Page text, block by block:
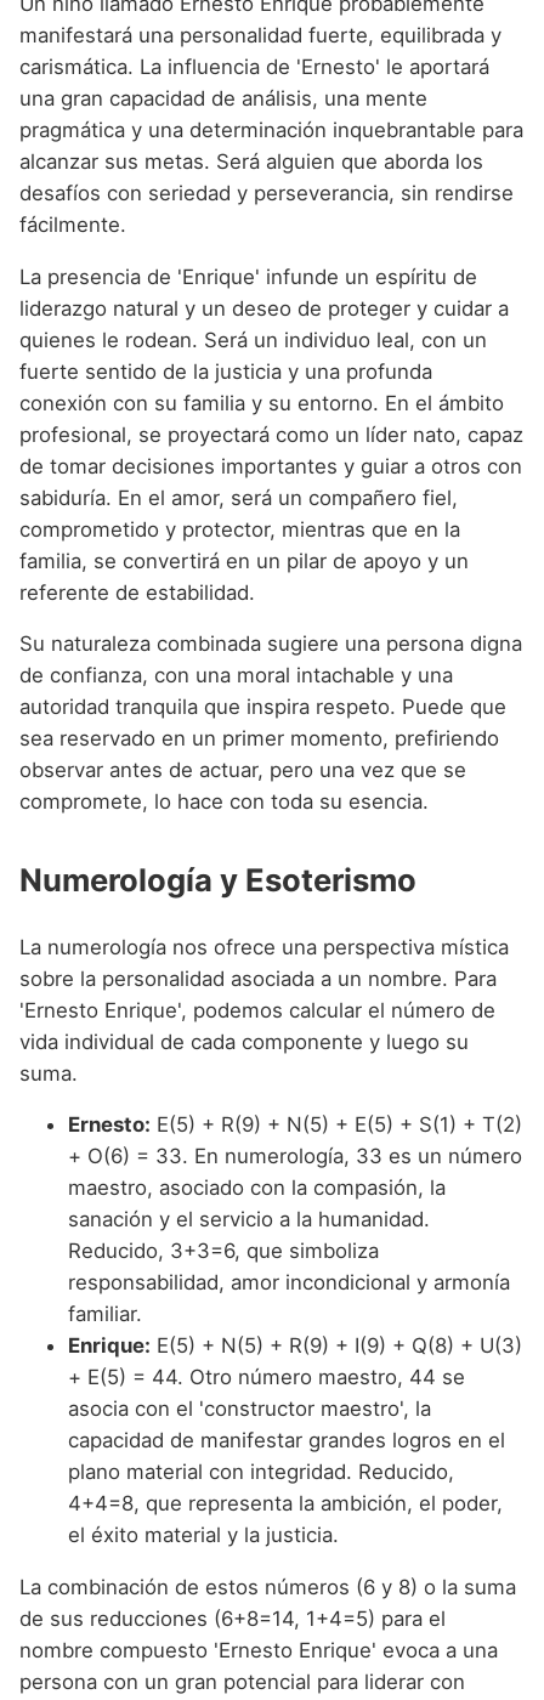
manifestará una personalidad fuerte, equilibrada y
carismática. La influencia de 'Ernesto' le aportará
una gran capacidad de análisis, una mente
pragmática y una determinación inquebrantable para
alcanzar sus metas. Será alguien que aborda los
desafíos con seriedad y perseverancia, sin rendirse
fácilmente.
La presencia de 'Enrique' infunde un espíritu de
liderazgo natural y un deseo de proteger y cuidar a
quienes le rodean. Será un individuo leal, con un
fuerte sentido de la justicia y una profunda
conexión con su familia y su entorno. En el ámbito
profesional, se proyectará como un líder nato, capaz
de tomar decisiones importantes y guiar a otros con
sabiduría. En el amor, será un compañero fiel,
comprometido y protector, mientras que en la
familia, se convertirá en un pilar de apoyo y un
referente de estabilidad.
Su naturaleza combinada sugiere una persona digna
de confianza, con una moral intachable y una
autoridad tranquila que inspira respeto. Puede que
sea reservado en un primer momento, prefiriendo
observar antes de actuar, pero una vez que se
compromete, lo hace con toda su esencia.
Numerología y Esoterismo
La numerología nos ofrece una perspectiva mística
sobre la personalidad asociada a un nombre. Para
'Ernesto Enrique', podemos calcular el número de
vida individual de cada componente y luego su
suma.
Ernesto: E(5) + R(9) + N(5) + E(5) + S(1) + T(2)
+ O(6) = 33. En numerología, 33 es un número
maestro, asociado con la compasión, la
sanación y el servicio a la humanidad.
Reducido, 3+3=6, que simboliza
responsabilidad, amor incondicional y armonía
familiar.
Enrique: E(5) + N(5) + R(9) + I(9) + Q(8) + U(3)
+ E(5) = 44. Otro número maestro, 44 se
asocia con el 'constructor maestro', la
capacidad de manifestar grandes logros en el
plano material con integridad. Reducido,
4+4=8, que representa la ambición, el poder,
el éxito material y la justicia.
La combinación de estos números (6 y 8) o la suma
de sus reducciones (6+8=14, 1+4=5) para el
nombre compuesto 'Ernesto Enrique' evoca a una
persona con un gran potencial para liderar con